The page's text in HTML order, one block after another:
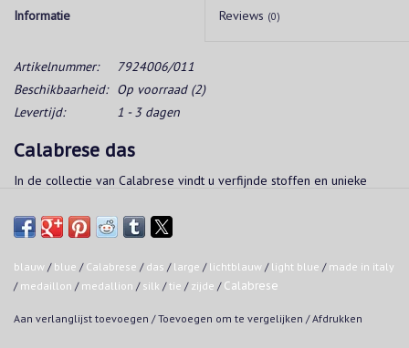
Informatie Reviews (0)
Artikelnummer:
7924006/011
Beschikbaarheid:
Op voorraad(2)
Levertijd:
1 - 3 dagen
Calabrese das
In de collectie van Calabrese vindt u verfijnde stoffen en unieke
combinaties.
100% zijde
Lengte: 150 cm
Breedte: 8,5 cm
blauw / blue / Calabrese / das / large / lichtblauw / light blue / made in italy
/ medaillon / medallion / silk /tie / zijde / Calabrese
Aan verlanglijst toevoegen /Toevoegen om te vergelijken /Afdrukken